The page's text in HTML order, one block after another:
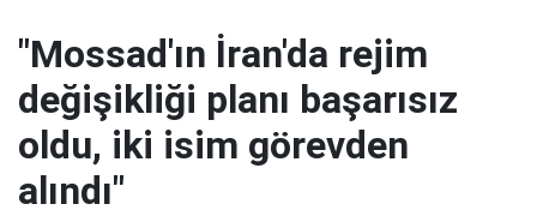
"Mossad'ın İran'da rejim
değişikliği planı başarısız
oldu, iki isim görevden
alındı"